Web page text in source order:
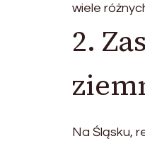
wiele
2.
Na Śląsku,